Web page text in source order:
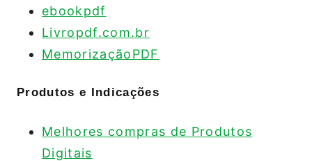
ebookpdf
Livropdf.com.br
MemorizaçãoPDF
Produtos e Indicações
Melhores compras de Produtos
Digitais